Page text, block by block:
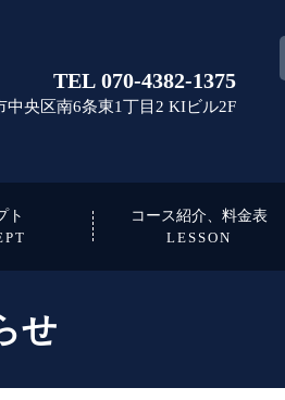
TEL 070-4382-1375
中央区南6条東1丁目2 KIビル2F
ト
コース紹介、料金表
LESSON
せ